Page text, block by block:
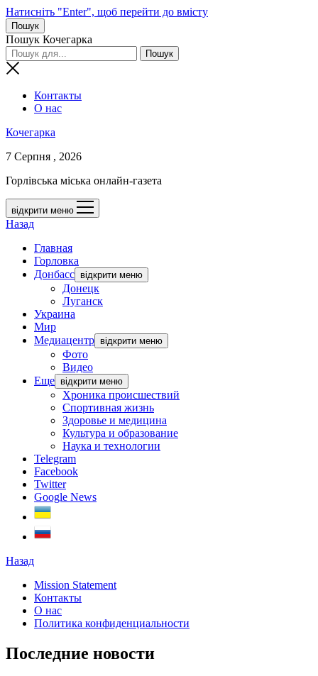
Натисніть "Enter", щоб перейти до вмісту
Пошук
Пошук Кочегарка
Контакты
О нас
Кочегарка
7 Серпня , 2026
Горлівська міська онлайн-газета
відкрити меню
Назад
Главная
Горловка
Донбасс відкрити меню
Донецк
Луганск
Украина
Мир
Медиацентр відкрити меню
Фото
Видео
Еще відкрити меню
Хроника происшествий
Спортивная жизнь
Здоровье и медицина
Культура и образование
Наука и технологии
Telegram
Facebook
Twitter
Google News
Назад
Mission Statement
Контакты
О нас
Политика конфиденциальности
Последние новости